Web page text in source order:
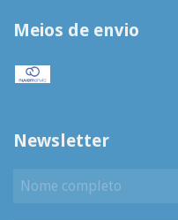
Meios de envio
Newsletter